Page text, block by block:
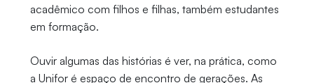
acadêmico com filhos e filhas, também estudantes
em formação.
Ouvir algumas das histórias é ver, na prática, como
a Unifor é espaço de encontro de gerações. As